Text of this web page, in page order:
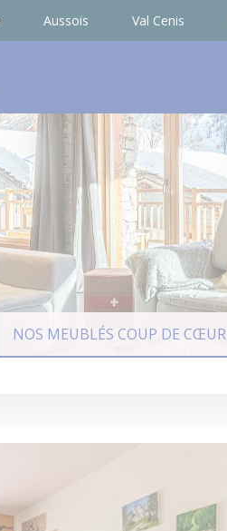
Aussois Val Cenis
NOS MEUBLÉS COUP DE CŒUR